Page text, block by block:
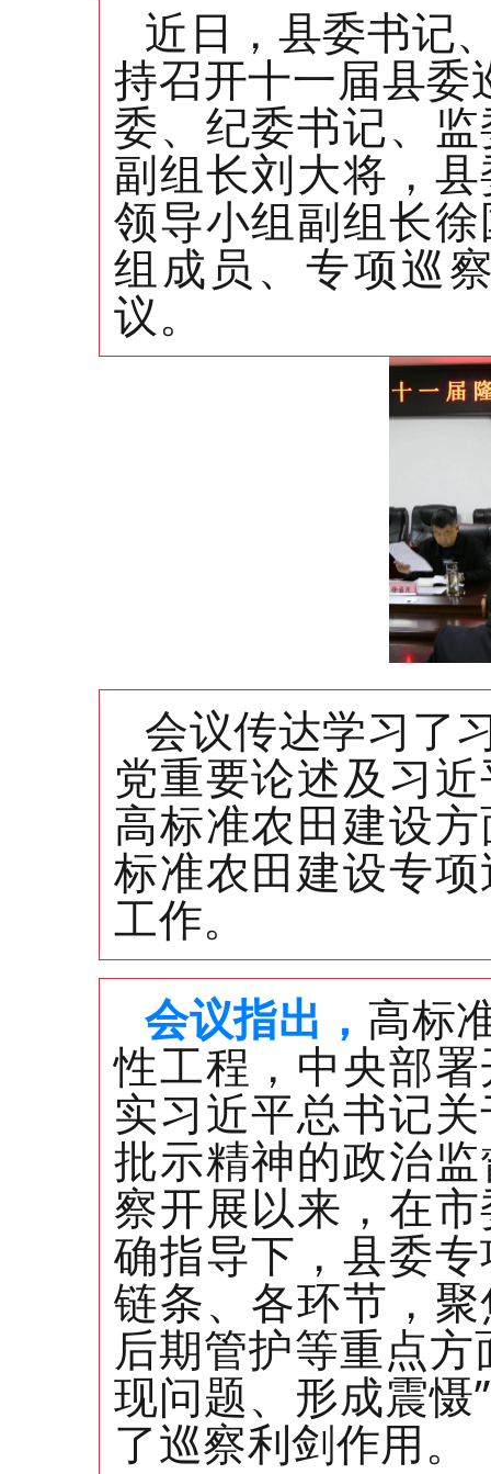
近日，县委书记
持召开十一届县
委、纪委书记、
副组长刘大将，
领导小组副组长
组成员、专项巡
议。
会议传达学习了
党重要论述及习
高标准农田建设
标准农田建设专
工作。
会议指出， 高标
性工程，中央部
实习近平总书记
批示精神的政治
察开展以来，在
确指导下，县委
链条、各环节，
后期管护等重点
现问题、形成震
了巡察利剑作用。